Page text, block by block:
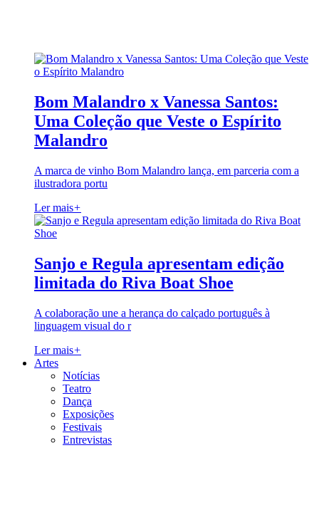
Bom Malandro x Vanessa Santos:
Uma Coleção que Veste o Espírito
Malandro
A marca de vinho Bom Malandro lança, em parceria com a
ilustradora portu
Ler mais+
Sanjo e Regula apresentam edição
limitada do Riva Boat Shoe
A colaboração une a herança do calçado português à
linguagem visual do r
Ler mais+
Artes
Notícias
Teatro
Dança
Exposições
Festivais
Entrevistas